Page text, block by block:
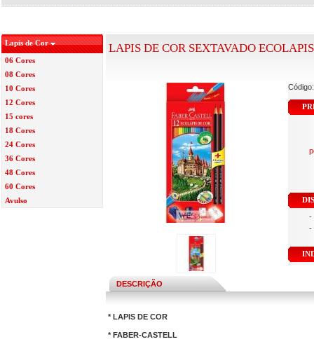
Lapis de Cor
06 Cores
08 Cores
10 Cores
12 Cores
15 cores
18 Cores
24 Cores
36 Cores
48 Cores
60 Cores
Avulso
LAPIS DE COR SEXTAVADO
-
-
DESCRIÇÃO
* LAPIS DE COR
* FABER-CASTELL